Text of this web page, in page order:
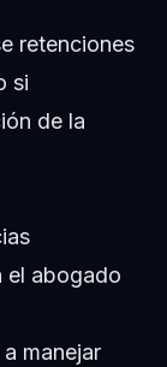
retenciones
si
de la
el abogado
manejar